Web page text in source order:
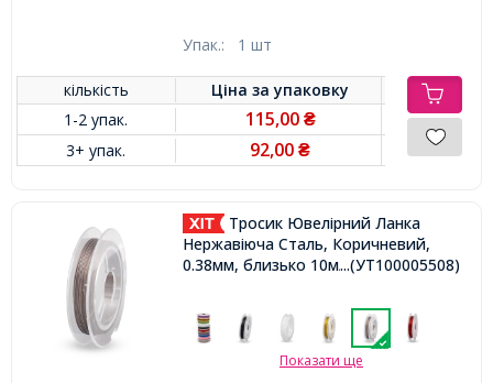
Упак.: 1 шт
кількість Ціна заупаковку
1-2 упак.
115,00 ₴
3+ упак. 92,00₴
Тросик Ювелірний Ланка
Нержавіюча Сталь, Коричневий,
0.38мм, близько 10м/котушка,
...(УТ100005508)
Показати ще